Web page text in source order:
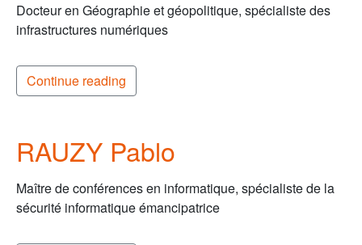
Docteur en Géographie et géopolitique, spécialiste des
infrastructures numériques
Continue reading
RAUZY Pablo
Maître de conférences en informatique, spécialiste de la
sécurité informatique émancipatrice